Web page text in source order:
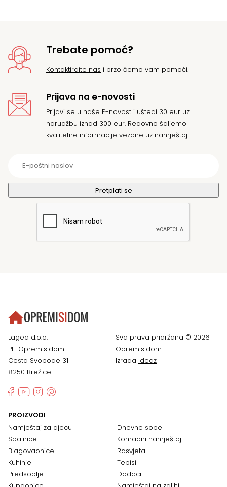
Trebate pomoć?
Kontaktirajte nas i brzo ćemo vam pomoći.
Prijava na e-novosti
Prijavi se u naše E-novost i uštedi 30 eur uz
narudžbu iznad 300 eur. Redovno šaljemo
kvalitetne informacije vezane uz namještaj.
Lagea d.o.o.
PE: Opremisidom
Cesta Svobode 31
8250 Brežice
Sva prava pridržana © 2026
Opremisidom
Izrada Ideaz
PROIZVODI
Namještaj za djecu
Spalnice
Blagovaonice
Kuhinje
Predsoblje
Dnevne sobe
Komadni namještaj
Rasvjeta
Tepisi
Dodaci